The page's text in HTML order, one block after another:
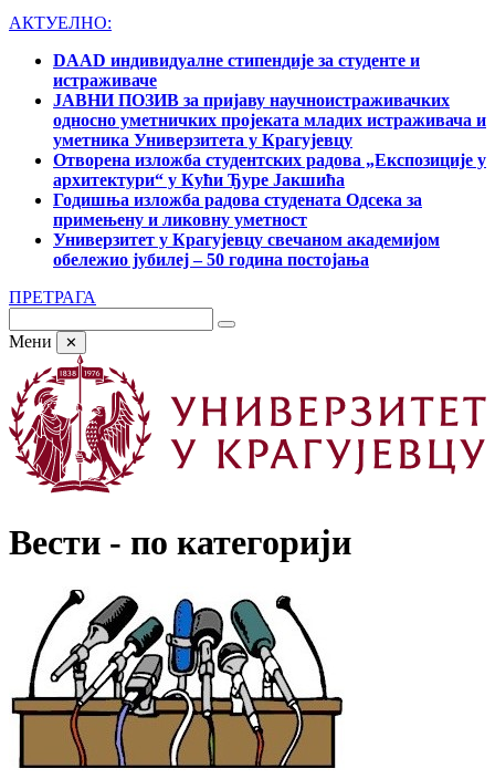
АКТУЕЛНО:
DAAD индивидуалне стипендије за студенте и
истраживаче
ЈАВНИ ПОЗИВ за пријаву научноистраживачких
односно уметничких пројеката младих истраживача и
уметника Универзитета у Крагујевцу
Отворена изложба студентских радова „Експозиције у
архитектури“ у Кући Ђуре Јакшића
Годишња изложба радова студената Одсека за
примењену и ликовну уметност
Универзитет у Крагујевцу свечаном академијом
обележио јубилеј – 50 година постојања
ПРЕТРАГА
Мени ✕
Вести - по категорији